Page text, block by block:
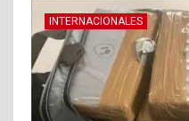
INTERNACIONALES